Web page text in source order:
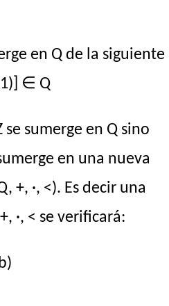
en Q de la siguiente
∈ Q
sumerge en Q sino
en una nueva
+, ·, <). Es decir una
·, < se verificará: